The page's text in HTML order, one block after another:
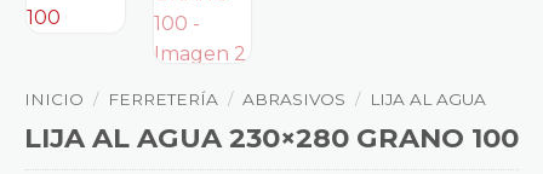
INICIO / FERRETERÍA / ABRASIVOS / LIJA AL AGUA
LIJA AL AGUA 230×280 GRANO 100